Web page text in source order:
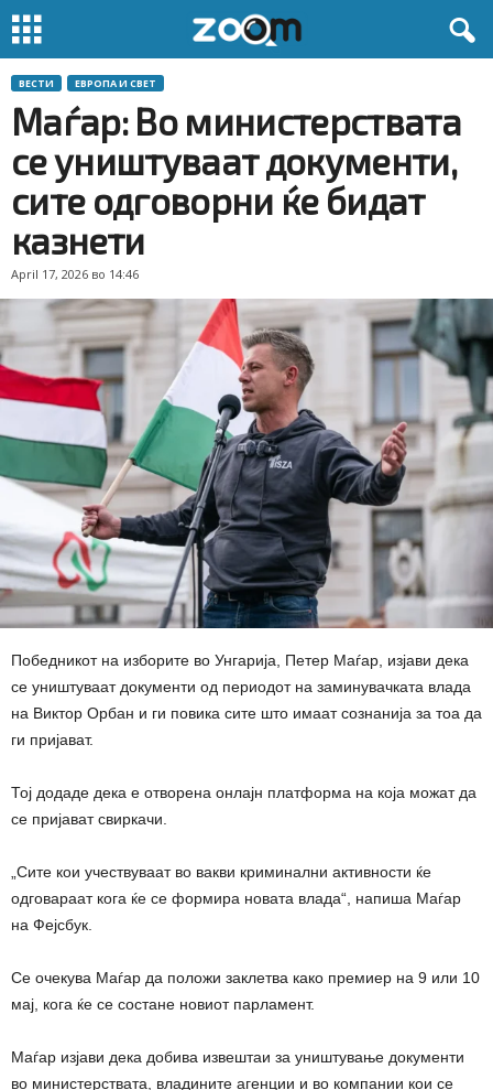
ВЕСТИ ЕВРОПА И СВЕТ
Маѓар: Во министерствата
се уништуваат документи,
сите одговорни ќе бидат
казнети
April 17, 2026 во 14:46
Победникот на изборите во Унгарија, Петер Маѓар, изјави дека
се уништуваат документи од периодот на заминувачката влада
на Виктор Орбан и ги повика сите што имаат сознанија за тоа да
ги пријават.
Тој додаде дека е отворена онлајн платформа на која можат да
се пријават свиркачи.
„Сите кои учествуваат во вакви криминални активности ќе
одговараат кога ќе се формира новата влада“, напиша Маѓар
на Фејсбук.
Се очекува Маѓар да положи заклетва како премиер на 9 или 10
мај, кога ќе се состане новиот парламент.
Маѓар изјави дека добива извештаи за уништување документи
во министерствата, владините агенции и во компании кои се